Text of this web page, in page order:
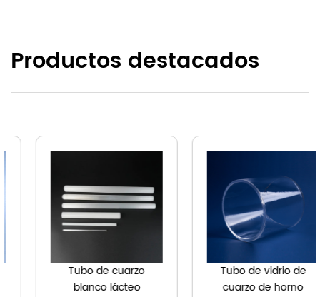
Productos destacados
Tubo de vidrio de
cuarzo de horno
Bujía de cuarzo